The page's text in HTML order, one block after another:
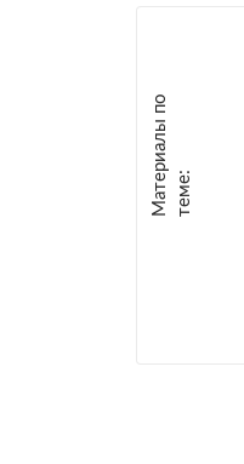
М
а
т е
р
и
а
л
ы
п
о
т
е
м
е :